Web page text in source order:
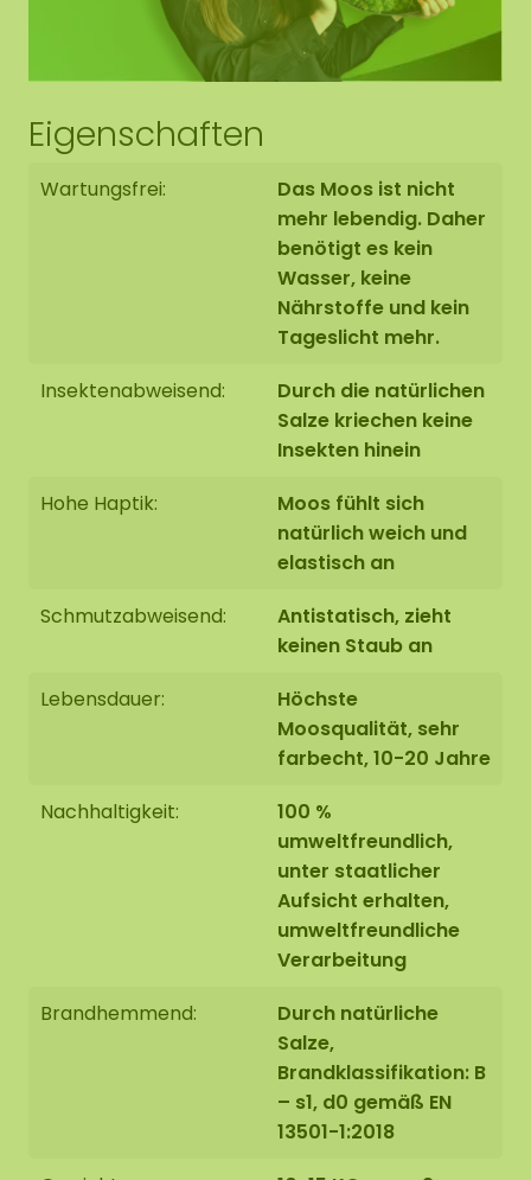
Die Abbildung zeigt das Muster eines
Rechteckiges Moosbild in der Größe 120x60 cm. Da
es sich um ein Naturprodukt handelt, ist jedes
Moosbild ein Unikat. Daher kann das Format des
gekauften Moosbildes von dem ausgewählten
Foto abweichen. Sie benötigen ein anderes
Format? Bitte kontaktieren Sie uns.
Eigenschaften
Wartungsfrei:
Das Moos ist nicht
mehr lebendig. Daher
benötigt es kein
Wasser, keine
Nährstoffe und kein
Tageslicht mehr.
Insektenabweisend:
Durch die natürlichen
Salze kriechen keine
Insekten hinein
Hohe Haptik:
Moos fühlt sich
natürlich weich und
elastisch an
Schmutzabweisend:
Antistatisch, zieht
keinen Staub an
Lebensdauer:
Höchste
Moosqualität, sehr
farbecht, 10-20 Jahre
Nachhaltigkeit:
100 %
umweltfreundlich,
unter staatlicher
Aufsicht erhalten,
umweltfreundliche
Verarbeitung
Brandhemmend:
Durch natürliche
Salze,
Brandklassifikation: B
– s1, d0 gemäß EN
13501-1:2018